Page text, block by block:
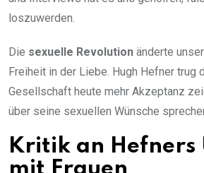
loszuwerden.
Die sexuelle Revolution änderte
Freiheit in der Liebe. Hugh Hefner trug
Gesellschaft heute mehr Akzeptanz
über seine sexuellen Wünsche
Kritik an Hefners